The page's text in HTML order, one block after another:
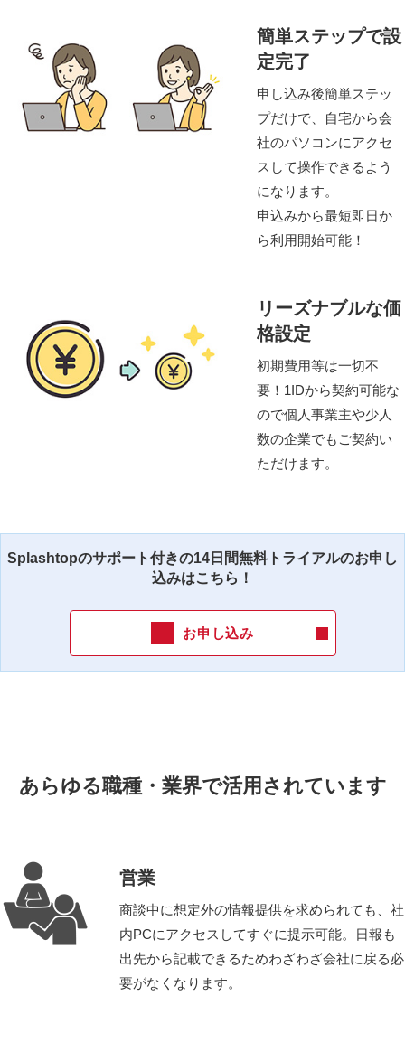
簡単ステップで設
定完了
申し込み後簡単ステッ
プだけで、自宅から会
社のパソコンにアクセ
スして操作できるよう
になります。
申込みから最短即日か
ら利用開始可能！
リーズナブルな価
格設定
初期費用等は一切不
要！1IDから契約可能な
ので個人事業主や少人
数の企業でもご契約い
ただけます。
Splashtopのサポート付きの14日間無料トライアルのお申し
込みはこちら！
お申し込み
あらゆる職種・業界で活用されています
営業
商談中に想定外の情報提供を求められても、社
内PCにアクセスしてすぐに提示可能。日報も
出先から記載できるためわざわざ会社に戻る必
要がなくなります。